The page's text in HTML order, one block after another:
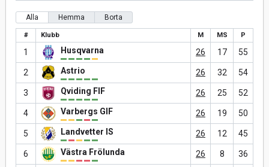
Alla Hemma Borta
# Klubb M MS P
1 Husqvarna 26 17 55
2 Astrio 26 32 54
3 Qviding FIF 26 25 52
4 Varbergs GIF 26 19 50
5 Landvetter IS 26 12 45
6 Västra Frölunda 26 8 36